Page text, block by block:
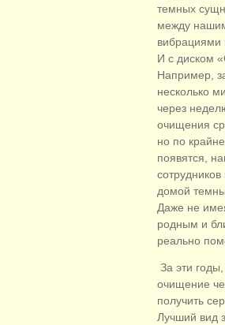
темных
между
вибрациями
И с диском
Например,
несколько
через
очищения
но по
появятся,
домой
Даже не
родным и
реально
За эти
очищение
получить
Лучший вид